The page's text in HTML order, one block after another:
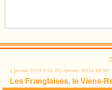
1 janvier 2016 5 01 /01 /janvier /2016 18:50
Les Franglaises, le Viens-